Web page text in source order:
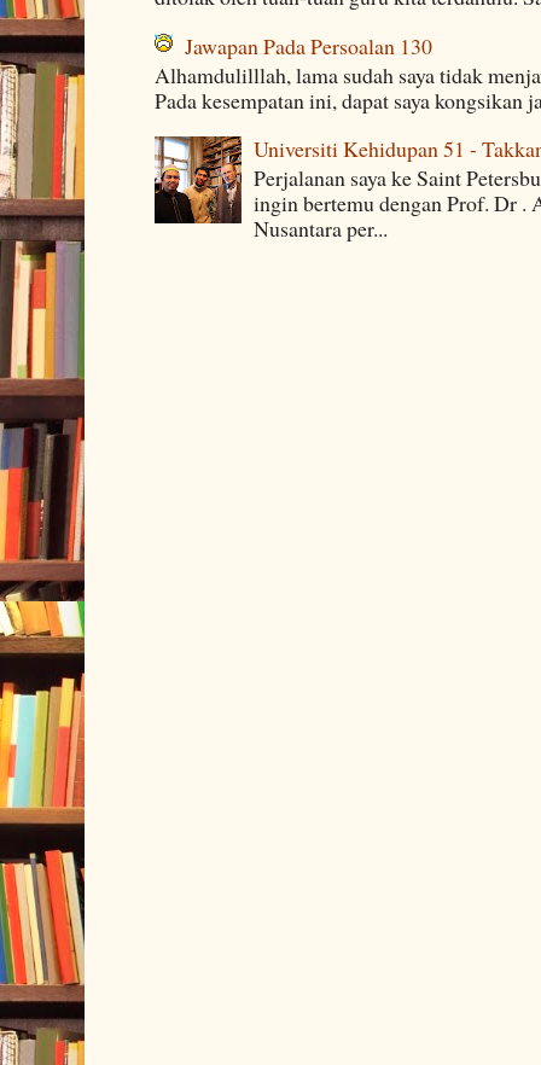
Jawapan Pada Persoalan 130
Alhamdulilllah, lama sudah saya tidak
Pada kesempatan ini, dapat saya kongsikan
Universiti Kehidupan 51 -
Perjalanan saya ke Saint
ingin bertemu dengan Prof. Dr
Nusantara per...